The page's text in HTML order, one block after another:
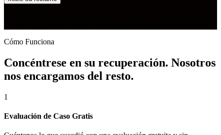
Cómo Funciona
Concéntrese en su recuperación. Nosotros
nos encargamos del resto.
1
Evaluación de Caso Gratis